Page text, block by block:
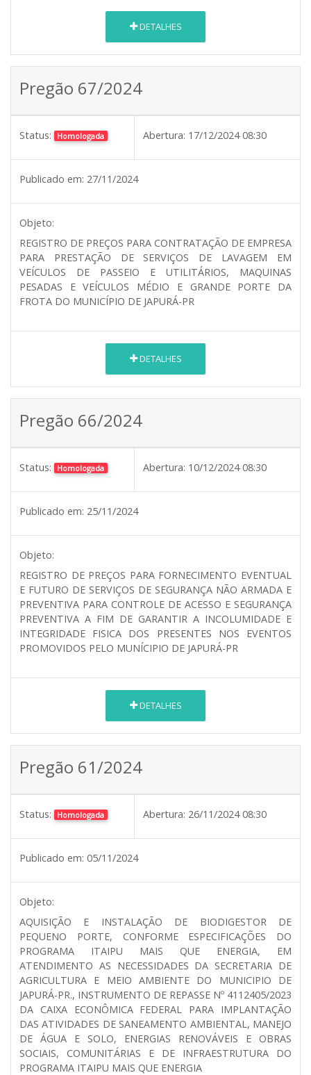
DETALHES
Pregão 67/2024
Status: Homologada Abertura: 17/12/2024 08:30
Publicado em: 27/11/2024
Objeto:
REGISTRO DE PREÇOS PARA CONTRATAÇÃO DE EMPRESA
PARA PRESTAÇÃO DE SERVIÇOS DE LAVAGEM EM
VEÍCULOS DE PASSEIO E UTILITÁRIOS, MAQUINAS
PESADAS E VEÍCULOS MÉDIO E GRANDE PORTE DA
FROTA DO MUNICÍPIO DE JAPURÁ-PR
DETALHES
Pregão 66/2024
Status: Homologada Abertura: 10/12/2024 08:30
Publicado em: 25/11/2024
Objeto:
REGISTRO DE PREÇOS PARA FORNECIMENTO EVENTUAL
E FUTURO DE SERVIÇOS DE SEGURANÇA NÃO ARMADA E
PREVENTIVA PARA CONTROLE DE ACESSO E SEGURANÇA
PREVENTIVA A FIM DE GARANTIR A INCOLUMIDADE E
INTEGRIDADE FISICA DOS PRESENTES NOS EVENTOS
PROMOVIDOS PELO MUNÍCIPIO DE JAPURÁ-PR
DETALHES
Pregão 61/2024
Status: Homologada Abertura: 26/11/2024 08:30
Publicado em: 05/11/2024
Objeto:
AQUISIÇÃO E INSTALAÇÃO DE BIODIGESTOR DE
PEQUENO PORTE, CONFORME ESPECIFICAÇÕES DO
PROGRAMA ITAIPU MAIS QUE ENERGIA, EM
ATENDIMENTO AS NECESSIDADES DA SECRETARIA DE
AGRICULTURA E MEIO AMBIENTE DO MUNICIPIO DE
JAPURÁ-PR., INSTRUMENTO DE REPASSE Nº 4112405/2023
DA CAIXA ECONÔMICA FEDERAL PARA IMPLANTAÇÃO
DAS ATIVIDADES DE SANEAMENTO AMBIENTAL, MANEJO
DE ÁGUA E SOLO, ENERGIAS RENOVÁVEIS E OBRAS
SOCIAIS, COMUNITÁRIAS E DE INFRAESTRUTURA DO
PROGRAMA ITAIPU MAIS QUE ENERGIA